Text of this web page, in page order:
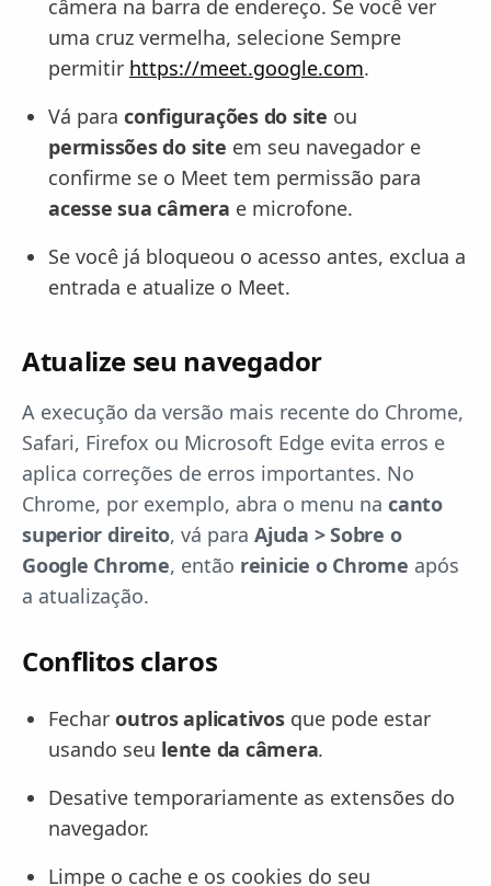
câmera na barra de endereço. Se você ver
uma cruz vermelha, selecione Sempre
permitir https://meet.google.com.
Vá para configurações do site ou
permissões do site em seu navegador e
confirme se o Meet tem permissão para
acesse sua câmera e microfone.
Se você já bloqueou o acesso antes, exclua a
entrada e atualize o Meet.
Atualize seu navegador
A execução da versão mais recente do Chrome,
Safari, Firefox ou Microsoft Edge evita erros e
aplica correções de erros importantes. No
Chrome, por exemplo, abra o menu na canto
superior direito, vá para Ajuda > Sobre o
Google Chrome, então reinicie o Chrome após
a atualização.
Conflitos claros
Fechar outros aplicativosque pode estar
usando seu lente da câmera.
Desative temporariamente as extensões do
navegador.
Limpe o cache e os cookies do seu